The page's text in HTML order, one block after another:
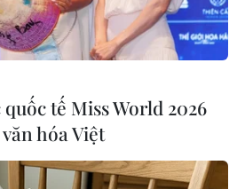
tế Miss World 2026
hóa Việt